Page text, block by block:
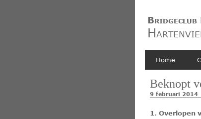
Bridgeclub
Home
Beknopt
9 februari 2014
1. Overlopen